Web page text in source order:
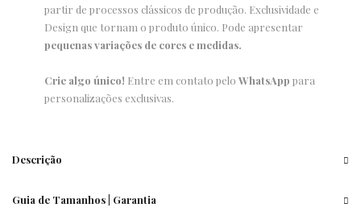
partir de processos clássicos de produção. Exclusividade e
Design que tornam o produto único. Pode apresentar
pequenas variações de cores e medidas.
Crie algo único! Entre em contato pelo WhatsApp para
personalizações exclusivas.
Descrição
Guia de Tamanhos | Garantia